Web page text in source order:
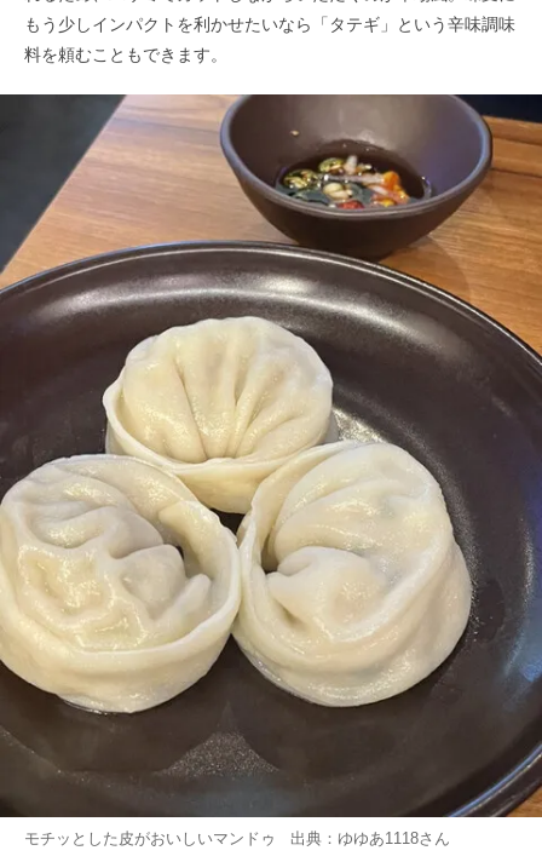
もう少しインパクトを利かせたいなら「タテギ」という辛味調味
料を頼むこともできます。
モチッとした皮がおいしいマンドゥ 出典： ゆゆあ1118さん